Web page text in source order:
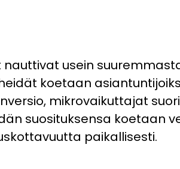
usein
koetaan
mikrovaikuttajat
suosituksensa koetaan
paikallisesti.